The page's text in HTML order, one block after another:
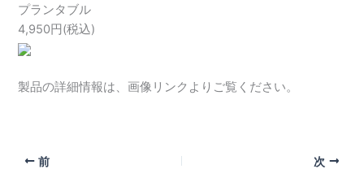
プランタブル
4,950円(税込)
製品の詳細情報は、画像リンクよりご覧ください。
前 次